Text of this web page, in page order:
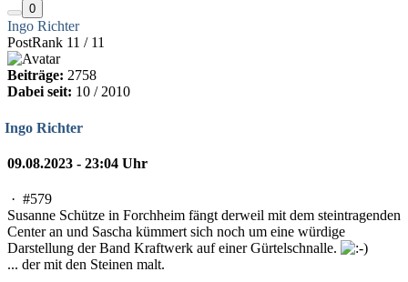
0
Ingo Richter
PostRank 11 / 11
Beiträge: 2758
Dabei seit: 10 / 2010
Ingo Richter
09.08.2023 - 23:04 Uhr
· #579
Susanne Schütze in Forchheim fängt derweil mit dem steintragenden
Center an und Sascha kümmert sich noch um eine würdige
Darstellung der Band Kraftwerk auf einer Gürtelschnalle.
... der mit den Steinen malt.